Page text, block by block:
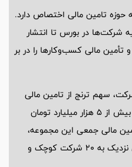
تامین مالی اختصاص دارد.
شرکت‌ها در بورس تا انتشار
مالی کسب‌وکارها را در بر
سهم ترنج از تامین مالی
بخش خصوصی در سال گذشته به بیش از 5 هزار میلیارد تومان
مالی جمعی این مجموعه،
حدود 400 میلیارد تومان منابع برای نزدیک به 20 شرکت کوچک و